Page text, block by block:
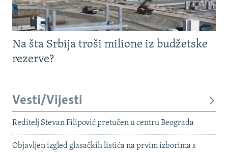
Na šta Srbija troši milione iz budžetske
rezerve?
Vesti/Vijesti
Reditelj Stevan Filipović pretučen u centru Beograda
Objavljen izgled glasačkih listića na prvim izborima s